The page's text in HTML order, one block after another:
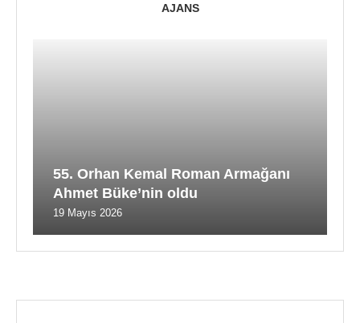
AJANS
55. Orhan Kemal Roman Armağanı
Ahmet Büke’nin oldu
19 Mayıs 2026